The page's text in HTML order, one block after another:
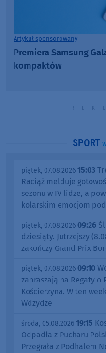
Artykuł sponsorowany
Premiera Samsung
kompaktów
SPORT
piątek, 07.08.2026 15:03
Raciąż melduje
sezonu w IV lidze, a
kolarskim emocjom
piątek, 07.08.2026 09:26
dziesiąty. Jutrzejszy
zakończy Grand Prix
piątek, 07.08.2026 09:10
zapraszają na Regaty o
Kościerzyna. W ten
Wdzydze
środa, 05.08.2026 19:15
Odpadła z Pucharu
Przegrała z Podhalem